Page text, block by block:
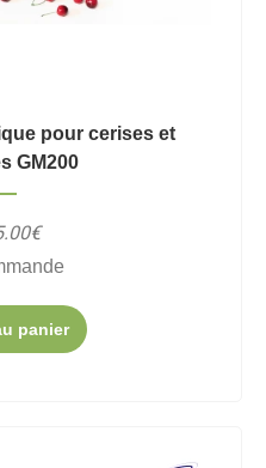
pour cerises et
GM200
panier